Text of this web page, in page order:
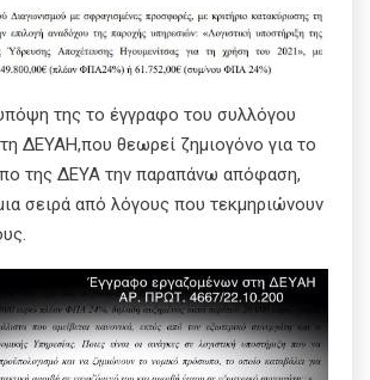
της το έγγραφο του συλλόγου
ΔΕΥΑΗ,που θεωρεί ζημιογόνο για το
της ΔΕΥΑ την παραπάνω απόφαση,
σειρά από λόγους που τεκμηριώνουν